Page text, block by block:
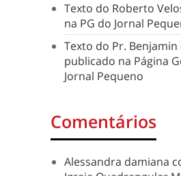
Texto do Roberto
na PG do Jornal
Texto do Pr. Benjamin
publicado na Página
Jornal Pequeno
Comentários
Alessandra damiana